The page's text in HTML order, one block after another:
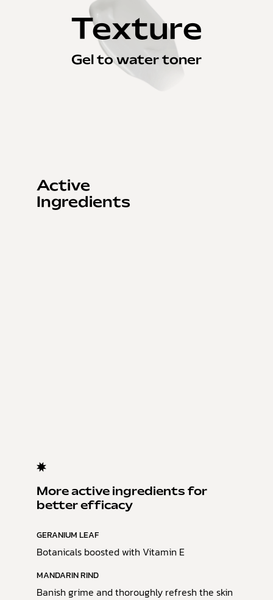
Texture
Gel to water toner
Active
Ingredients
More active ingredients for
better efficacy
GERANIUM LEAF
Botanicals boosted with Vitamin E
MANDARIN RIND
Banish grime and thoroughly refresh the skin